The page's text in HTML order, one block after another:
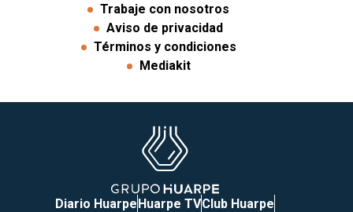
Trabaje con nosotros
Aviso de privacidad
Términos y condiciones
Mediakit
Diario HuarpeHuarpe TVClub Huarpe